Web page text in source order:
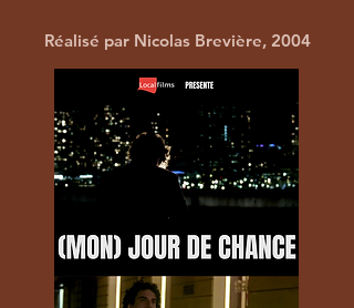
Réalisé par Nicolas Brevière, 2004